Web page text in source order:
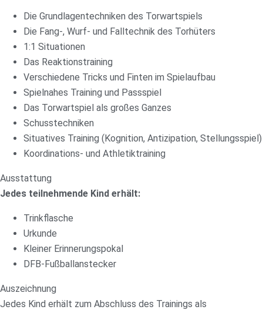
Die Grundlagentechniken des Torwartspiels
Die Fang-, Wurf- und Falltechnik des Torhüters
1:1 Situationen
Das Reaktionstraining
Verschiedene Tricks und Finten im Spielaufbau
Spielnahes Training und Passspiel
Das Torwartspiel als großes Ganzes
Schusstechniken
Situatives Training (Kognition, Antizipation, Stellungsspiel)
Koordinations- und Athletiktraining
Ausstattung
Jedes teilnehmende Kind erhält:
Trinkflasche
Urkunde
Kleiner Erinnerungspokal
DFB-Fußballanstecker
Auszeichnung
Jedes Kind erhält zum Abschluss des Trainings als